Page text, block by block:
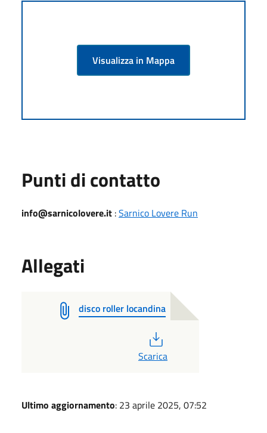
Visualizza in Mappa
Punti di contatto
info@sarnicolovere.it :Sarnico Lovere Run
Allegati
disco roller locandina
Scarica
Ultimo aggiornamento: 23 aprile 2025, 07:52